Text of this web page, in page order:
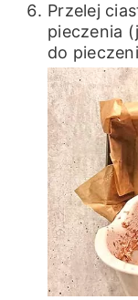
Przelej
pieczenia
do